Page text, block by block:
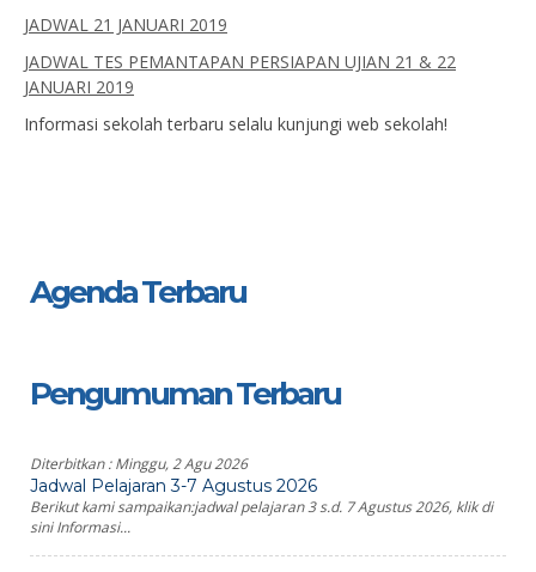
JADWAL 21 JANUARI 2019
JADWAL TES PEMANTAPAN PERSIAPAN UJIAN 21 & 22
JANUARI 2019
Informasi sekolah terbaru selalu kunjungi web sekolah!
Agenda Terbaru
Pengumuman Terbaru
Diterbitkan :Minggu, 2 Agu 2026
Jadwal Pelajaran 3-7 Agustus 2026
Berikut kami sampaikan:jadwal pelajaran 3 s.d. 7 Agustus 2026, klik di
sini Informasi...